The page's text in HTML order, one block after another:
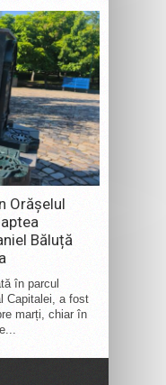
Orășelul
Băluță
în parcul
Capitalei, a fost
marți, chiar în